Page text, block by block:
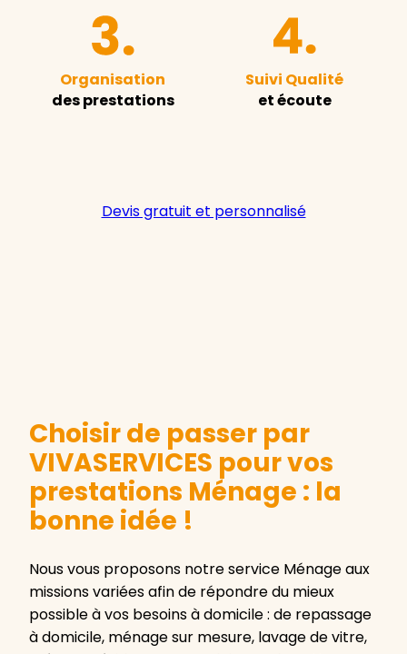
Organisation
des prestations
Suivi Qualité
et écoute
Devis gratuit et personnalisé
Choisir de passer par
VIVASERVICES pour vos
prestations Ménage : la
bonne idée !
Nous vous proposons notre service Ménage aux
missions variées afin de répondre du mieux
possible à vos besoins à domicile : de repassage
à domicile, ménage sur mesure, lavage de vitre,